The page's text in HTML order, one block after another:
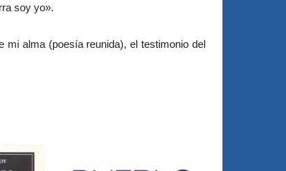
soy yo».
mi alma (poesía reunida), el testimonio del